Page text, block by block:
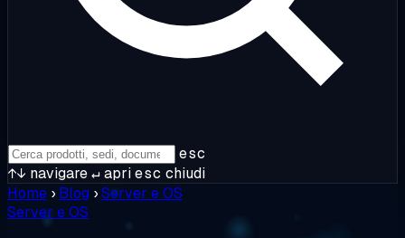
esc
↑↓ navigare↵apriesc chiudi
Home › Blog ›Server e OS
Server e OS